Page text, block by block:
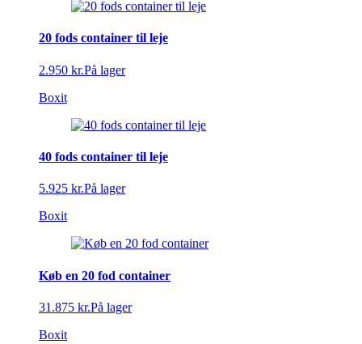
20 fods container til leje
2.950 kr.På lager
Boxit
40 fods container til leje
5.925 kr.På lager
Boxit
Køb en 20 fod container
31.875 kr.På lager
Boxit